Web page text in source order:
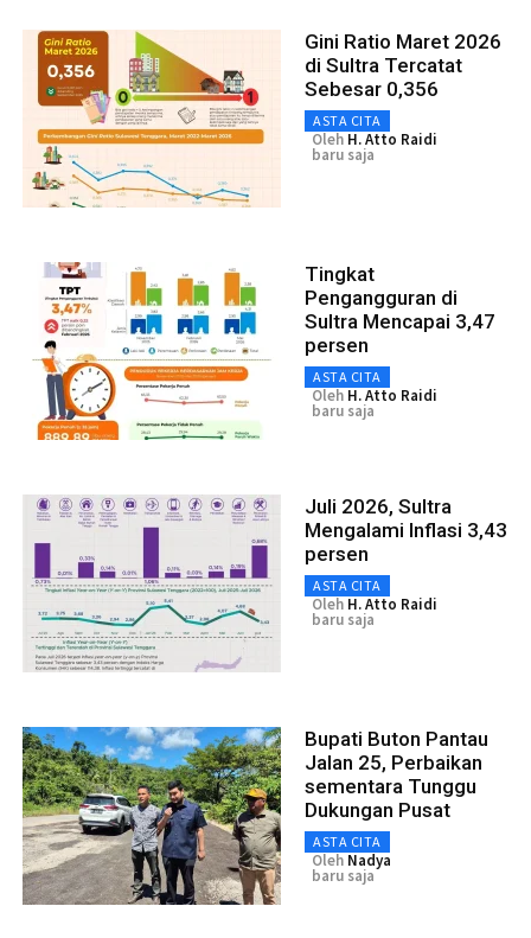
Gini Ratio Maret 2026
di Sultra Tercatat
Sebesar 0,356
ASTA CITA
Oleh H. Atto Raidi
baru saja
Tingkat
Pengangguran di
Sultra Mencapai 3,47
persen
ASTA CITA
Oleh H. Atto Raidi
baru saja
Juli 2026, Sultra
Mengalami Inflasi 3,43
persen
ASTA CITA
Oleh H. Atto Raidi
baru saja
Bupati Buton Pantau
Jalan 25, Perbaikan
sementara Tunggu
Dukungan Pusat
ASTA CITA
Oleh Nadya
baru saja